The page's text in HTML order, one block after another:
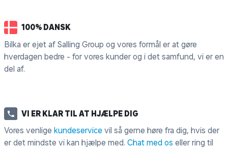
100% DANSK
Bilka er ejet af Salling Group og vores formål er at gøre
hverdagen bedre - for vores kunder og i det samfund, vi er en
del af.
VI ER KLAR TIL AT HJÆLPE DIG
Vores venlige kundeservice vil så gerne høre fra dig, hvis der
er det mindste vi kan hjælpe med. Chat med os eller ring til